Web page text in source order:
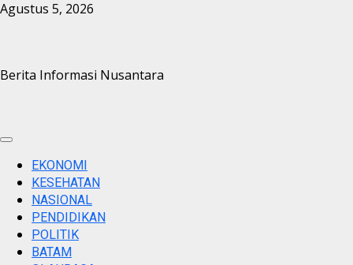
Skip
Agustus 5, 2026
Berita Informasi Nusantara
Primary
MenuEKONOMI
KESEHATAN
NASIONAL
PENDIDIKAN
POLITIK
BATAM